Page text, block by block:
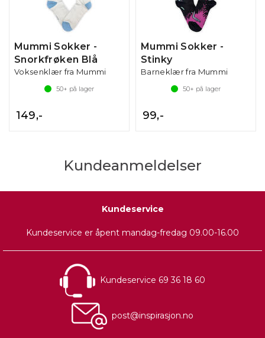
Mummi Sokker -
Snorkfrøken Blå
Voksenklær fra Mummi
50+ på lager
149,-
Mummi Sokker -
Stinky
Barneklær fra Mummi
50+ på lager
99,-
Kundeanmeldelser
Kundeservice
Kundeservice er åpent mandag-fredag 09.00-16.00
Kundeservice 69 36 18 60
post@inspirasjon.no